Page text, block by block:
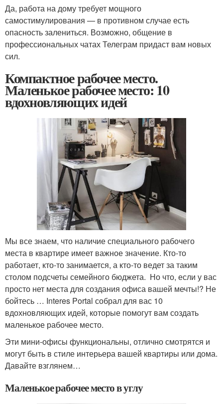
Да, работа на дому требует мощного
самостимулирования — в противном случае есть
опасность залениться. Возможно, общение в
профессиональных чатах Телеграм придаст вам новых
сил.
Компактное рабочее место.
Маленькое рабочее место: 10
вдохновляющих идей
Мы все знаем, что наличие специального рабочего
места в квартире имеет важное значение. Кто-то
работает, кто-то занимается, а кто-то ведет за таким
столом подсчеты семейного бюджета. Но что, если у вас
просто нет места для создания офиса вашей мечты!? Не
бойтесь … Interes Portal собрал для вас 10
вдохновляющих идей, которые помогут вам создать
маленькое рабочее место.
Эти мини-офисы функциональны, отлично смотрятся и
могут быть в стиле интерьера вашей квартиры или дома.
Давайте взглянем…
Маленькое рабочее место в углу